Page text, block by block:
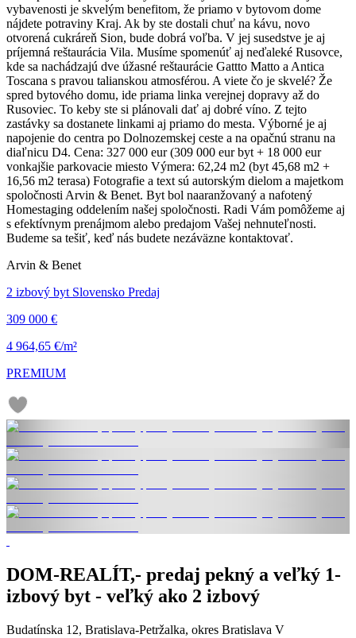
vybavenosti je skvelým benefitom, že priamo v bytovom dome
nájdete potraviny Kraj. Ak by ste dostali chuť na kávu, novo
otvorená cukráreň Sion, bude dobrá voľba. V jej susedstve je aj
príjemná reštaurácia Vila. Musíme spomenúť aj neďaleké Rusovce,
kde sa nachádzajú dve úžasné reštaurácie Gattto Matto a Antica
Toscana s pravou talianskou atmosférou. A viete čo je skvelé? Že
spred bytového domu, ide priama linka verejnej dopravy až do
Rusoviec. To keby ste si plánovali dať aj dobré víno. Z tejto
zastávky sa dostanete linkami aj priamo do mesta. Výborné je aj
napojenie do centra po Dolnozemskej ceste a na opačnú stranu na
diaľnicu D4. Cena: 327 000 eur (309 000 eur byt + 18 000 eur
vonkajšie parkovacie miesto Výmera: 62,24 m2 (byt 45,68 m2 +
16,56 m2 terasa) Fotografie a text sú autorským dielom a majetkom
spoločnosti Arvin & Benet. Byt bol naaranžovaný a nafotený
Homestaging oddelením našej spoločnosti. Radi Vám pomôžeme aj
s efektívnym prenájmom alebo predajom Vašej nehnuteľnosti.
Budeme sa tešiť, keď nás budete nezáväzne kontaktovať.
Arvin & Benet
2 izbový byt Slovensko Predaj
309 000 €
4 964,65 €/m²
PREMIUM
DOM-REALÍT,- predaj pekný a veľký 1-
izbový byt - veľký ako 2 izbový
Budatínska 12, Bratislava-Petržalka, okres Bratislava V